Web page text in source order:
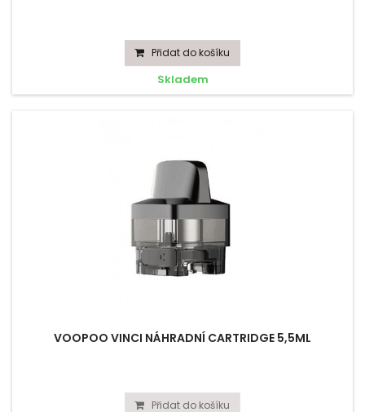
Přidat do košíku
Skladem
VOOPOO VINCI NÁHRADNÍ CARTRIDGE 5,5ML
Přidat do košíku